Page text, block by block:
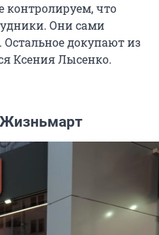
контролируем, что
Они сами
докупают из
Ксения Лысенко.
Жизньмарт